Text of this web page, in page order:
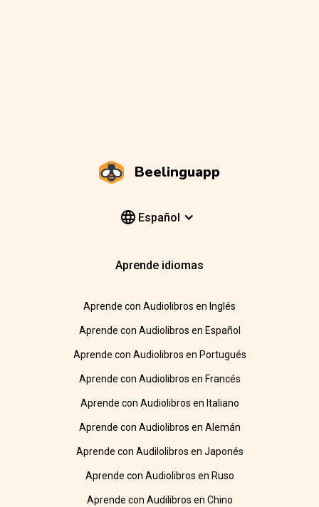
Beelinguapp
Español
Aprende idiomas
Aprende con Audiolibros en Inglés
Aprende con Audiolibros en Español
Aprende con Audiolibros en Portugués
Aprende con Audiolibros en Francés
Aprende con Audiolibros en Italiano
Aprende con Audiolibros en Alemán
Aprende con Audilolibros en Japonés
Aprende con Audiolibros en Ruso
Aprende con Audilibros en Chino